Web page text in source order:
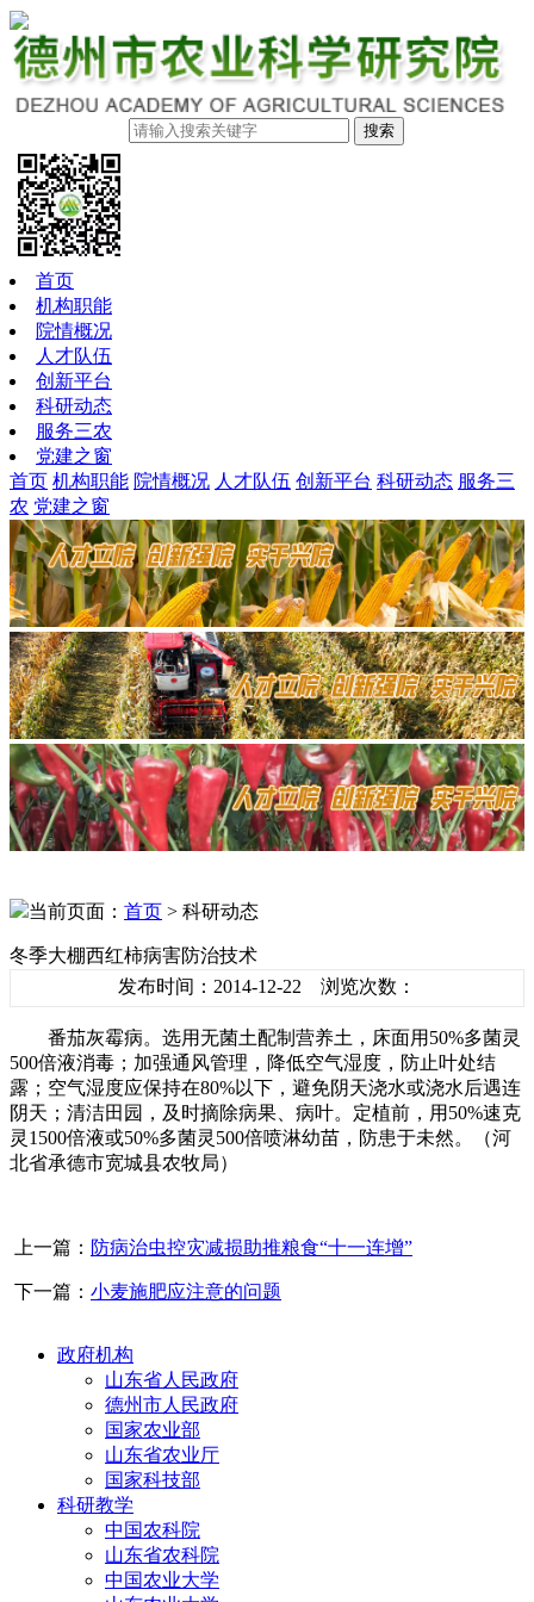
搜索
首页
机构职能
院情概况
人才队伍
创新平台
科研动态
服务三农
党建之窗
首页 机构职能 院情概况 人才队伍 创新平台 科研动态 服务三
农 党建之窗
当前页面： 首页 > 科研动态
冬季大棚西红柿病害防治技术
发布时间：2014-12-22 浏览次数：
番茄灰霉病。选用无菌土配制营养土，床面用50%多菌灵
500倍液消毒；加强通风管理，降低空气湿度，防止叶处结
露；空气湿度应保持在80%以下，避免阴天浇水或浇水后遇连
阴天；清洁田园，及时摘除病果、病叶。定植前，用50%速克
灵1500倍液或50%多菌灵500倍喷淋幼苗，防患于未然。（河
北省承德市宽城县农牧局）
上一篇： 防病治虫控灾减损助推粮食“十一连增”
下一篇： 小麦施肥应注意的问题
政府机构
山东省人民政府
德州市人民政府
国家农业部
山东省农业厅
国家科技部
科研教学
中国农科院
山东省农科院
中国农业大学